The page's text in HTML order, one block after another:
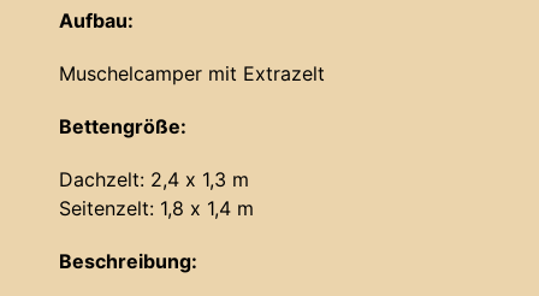
Aufbau:
Muschelcamper mit Extrazelt
Bettengröße:
Dachzelt: 2,4 x 1,3 m
Seitenzelt: 1,8 x 1,4 m
Beschreibung: